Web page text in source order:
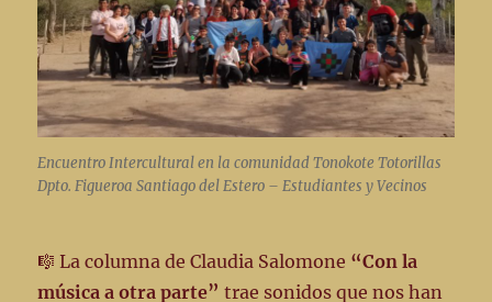
Encuentro Intercultural en la comunidad Tonokote Totorillas
Dpto. Figueroa Santiago del Estero – Estudiantes y Vecinos
🎼 La columna de Claudia Salomone “Con la
música a otra parte” trae sonidos que nos han